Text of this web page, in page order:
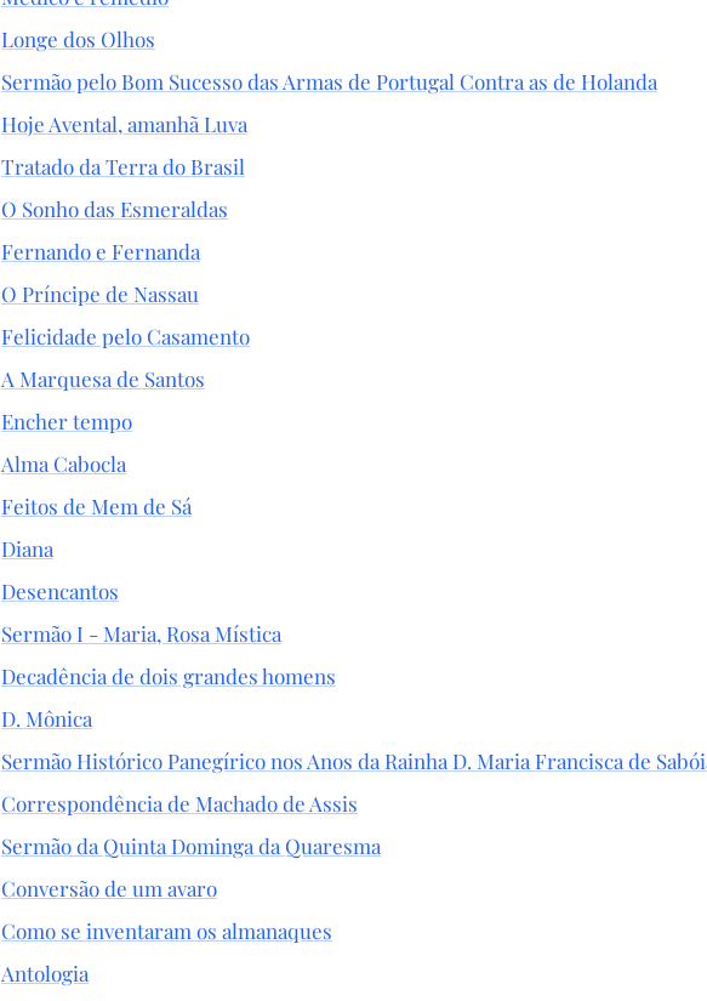
Longe dos Olhos
Sermão pelo Bom Sucesso das Armas de Portugal Contra as de Holanda
Hoje Avental, amanhã Luva
Tratado da Terra do Brasil
O Sonho das Esmeraldas
Fernando e Fernanda
O Príncipe de Nassau
Felicidade pelo Casamento
A Marquesa de Santos
Encher tempo
Alma Cabocla
Feitos de Mem de Sá
Diana
Desencantos
Sermão I - Maria, Rosa Mística
Decadência de dois grandes homens
D. Mônica
Sermão Histórico Panegírico nos Anos da Rainha D. Maria Francisca de
Correspondência de Machado de Assis
Sermão da Quinta Dominga da Quaresma
Conversão de um avaro
Como se inventaram os almanaques
Antologia